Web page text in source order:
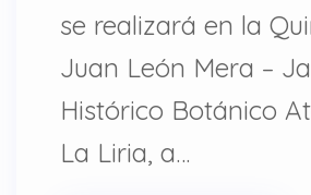
se realizará en la
Juan León Mera –
Histórico Botánico
La Liria, a…